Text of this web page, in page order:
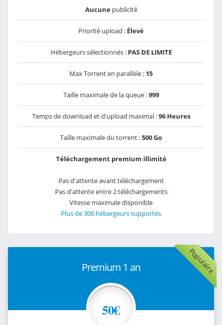
Aucunepublicité
Priorité upload : Élevé
Hébergeurs sélectionnés : PAS DE LIMITE
Max Torrent en parallèle : 15
Taille maximale de la queue :999
Temps de download et d'upload maximal :96 Heures
Taille maximale du torrent :500 Go
Téléchargement premium illimité
Pas d'attente avant téléchargement
Pas d'attente entre 2 téléchargements
Vitesse maximale disponible
Plus de 300 hébergeurs supportés
Populaire
Premium 1 an
50€